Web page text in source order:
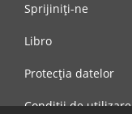
Sprijiniți-ne
Libro
Protecția datelor
Condiții de utilizare